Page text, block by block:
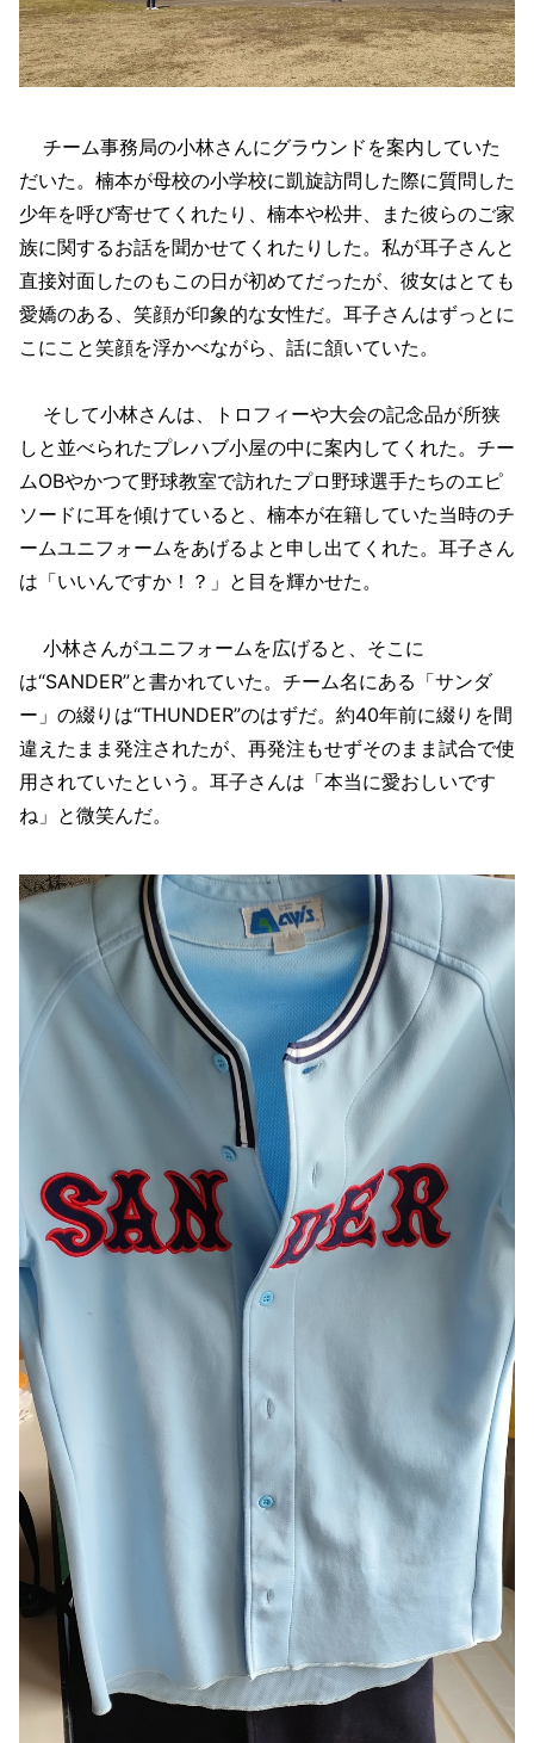
チーム事務局の小林さんにグラウンドを案内していた
だいた。楠本が母校の小学校に凱旋訪問した際に質問した
少年を呼び寄せてくれたり、楠本や松井、また彼らのご家
族に関するお話を聞かせてくれたりした。私が耳子さんと
直接対面したのもこの日が初めてだったが、彼女はとても
愛嬌のある、笑顔が印象的な女性だ。耳子さんはずっとに
こにこと笑顔を浮かべながら、話に頷いていた。
そして小林さんは、トロフィーや大会の記念品が所狭
しと並べられたプレハブ小屋の中に案内してくれた。チー
ムOBやかつて野球教室で訪れたプロ野球選手たちのエピ
ソードに耳を傾けていると、楠本が在籍していた当時のチ
ームユニフォームをあげるよと申し出てくれた。耳子さん
は「いいんですか！？」と目を輝かせた。
小林さんがユニフォームを広げると、そこに
は“SANDER”と書かれていた。チーム名にある「サンダ
ー」の綴りは“THUNDER”のはずだ。約40年前に綴りを間
違えたまま発注されたが、再発注もせずそのまま試合で使
用されていたという。耳子さんは「本当に愛おしいです
ね」と微笑んだ。